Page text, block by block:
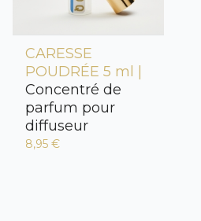
CARESSE
POUDRÉE 5 ml |
Concentré de
parfum pour
diffuseur
8,95 €